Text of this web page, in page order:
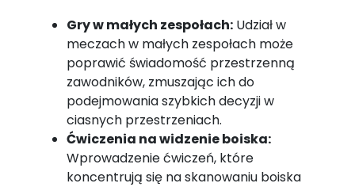
Gry w małych zespołach: Udział w
meczach w małych zespołach może
poprawić świadomość przestrzenną
zawodników, zmuszając ich do
podejmowania szybkich decyzji w
ciasnych przestrzeniach.
Ćwiczenia na widzenie boiska:
Wprowadzenie ćwiczeń, które
koncentrują się na skanowaniu boiska